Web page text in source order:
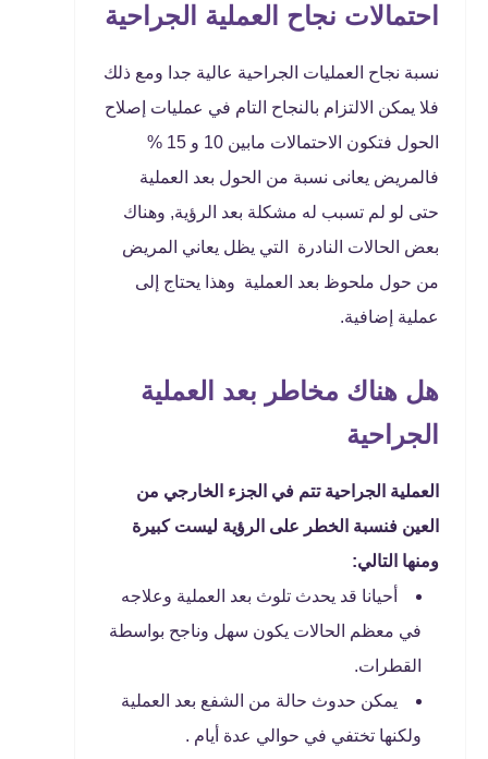
احتمالات نجاح العملية الجراحية
نسبة نجاح العمليات الجراحية عالية جدا ومع ذلك
فلا يمكن الالتزام بالنجاح التام في عمليات إصلاح
الحول فتكون الاحتمالات مابين 10 و 15 %
فالمريض يعانى نسبة من الحول بعد العملية
حتى لو لم تسبب له مشكلة بعد الرؤية, وهناك
بعض الحالات النادرة التي يظل يعاني المريض
من حول ملحوظ بعد العملية وهذا يحتاج إلى
عملية إضافية.
هل هناك مخاطر بعد العملية
الجراحية
العملية الجراحية تتم في الجزء الخارجي من
العين فنسبة الخطر على الرؤية ليست كبيرة
ومنها التالي:
أحيانا قد يحدث تلوث بعد العملية وعلاجه
في معظم الحالات يكون سهل وناجح بواسطة
القطرات.
يمكن حدوث حالة من الشفع بعد العملية
ولكنها تختفي في حوالي عدة أيام .